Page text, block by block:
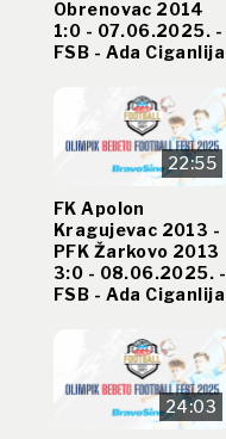
Obrenovac 2014
1:0 - 07.06.2025. -
FSB - Ada Ciganlija
22:55
FK Apolon
Kragujevac 2013 -
PFK Žarkovo 2013
3:0 - 08.06.2025. -
FSB - Ada Ciganlija
24:03